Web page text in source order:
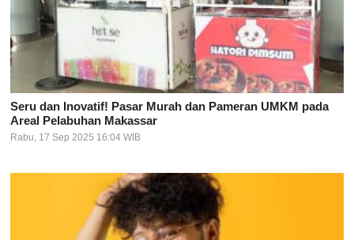
Seru dan Inovatif! Pasar Murah dan Pameran UMKM pada
Areal Pelabuhan Makassar
Rabu, 17 Sep 2025 16:04 WIB